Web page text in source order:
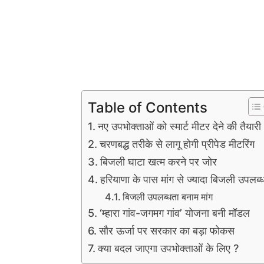
Table of Contents
नए उपभोक्ताओं को स्मार्ट मीटर देने की तैयारी
चरणबद्ध तरीके से लागू होगी प्रीपेड मीटरिंग
बिजली घाटा खत्म करने पर जोर
हरियाणा के पास मांग से ज्यादा बिजली
बिजली उपलब्धता बनाम मांग
‘म्हारा गांव-जगमग गांव’ योजना बनी मॉडल
सौर ऊर्जा पर सरकार का बड़ा फोकस
क्या बदल जाएगा उपभोक्ताओं के लिए ?